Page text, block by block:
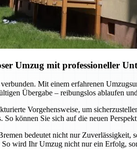
Umzug mit professioneller
Mit einem erfahrenen
Übergabe – reibungslos ablaufen
Vorgehensweise, um
So können Sie sich auf die neuen
bedeutet nicht nur
wird Ihr Umzug nicht nur ein Erfolg,